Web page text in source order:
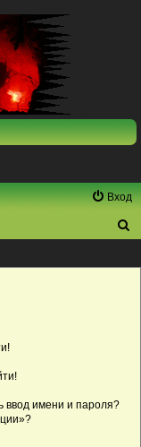
Вход
и
ввод имени и пароля?